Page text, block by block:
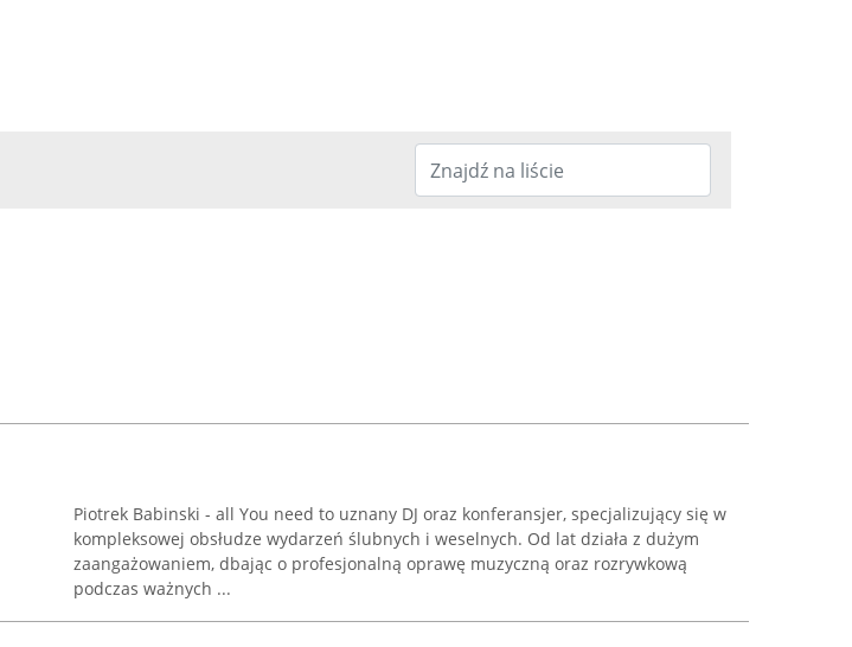
Piotrek Babinski - all You need to uznany DJ oraz konferansjer, specjalizujący się w
kompleksowej obsłudze wydarzeń ślubnych i weselnych. Od lat działa z dużym
zaangażowaniem, dbając o profesjonalną oprawę muzyczną oraz rozrywkową
podczas ważnych ...